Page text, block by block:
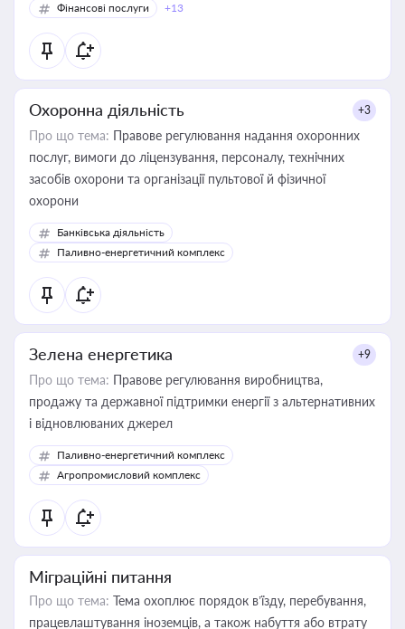
Фінансові послуги
+13
Охоронна діяльність +3
Про що тема: Правове регулювання надання охоронних
послуг, вимоги до ліцензування, персоналу, технічних
засобів охорони та організації пультової й фізичної
охорони
Банківська діяльність
Паливно-енергетичний комплекс
Зелена енергетика +9
Про що тема: Правове регулювання виробництва,
продажу та державної підтримки енергії з альтернативних
і відновлюваних джерел
Паливно-енергетичний комплекс
Агропромисловий комплекс
Міграційні питання
Про що тема: Тема охоплює порядок в’їзду, перебування,
працевлаштування іноземців, а також набуття або втрату